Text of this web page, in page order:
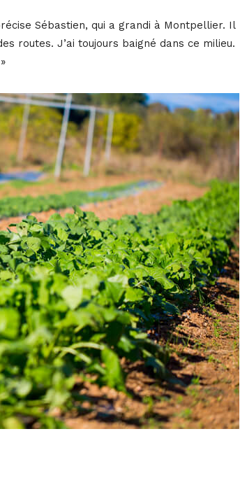
Sébastien, qui a grandi à Montpellier. Il
routes. J’ai toujours baigné dans ce milieu.